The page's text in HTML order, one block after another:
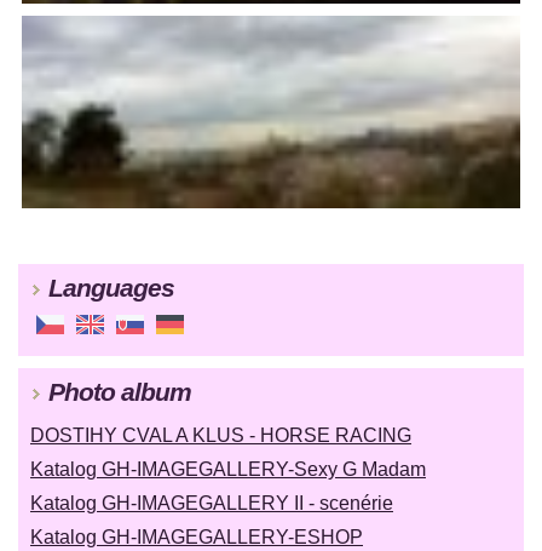
Languages
Photo album
DOSTIHY CVAL A KLUS - HORSE RACING
Katalog GH-IMAGEGALLERY-Sexy G Madam
Katalog GH-IMAGEGALLERY II - scenérie
Katalog GH-IMAGEGALLERY-ESHOP